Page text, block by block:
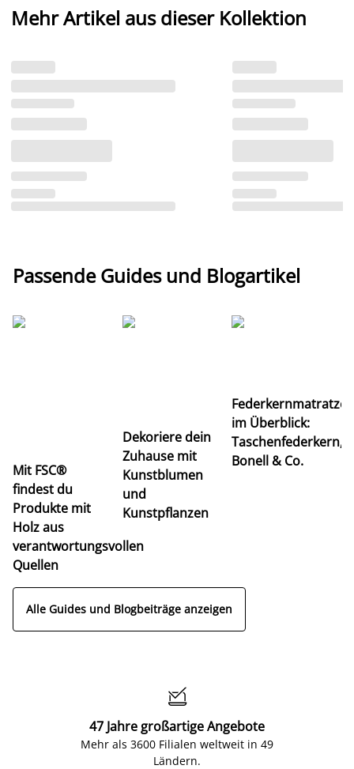
Mehr Artikel aus dieser Kollektion
Passende Guides und Blogartikel
Mit FSC®
findest du
Produkte mit
Holz aus
verantwortungsvollen
Quellen
Dekoriere dein
Zuhause mit
Kunstblumen
und
Kunstpflanzen
im Überblick:
Taschenfederkern,
Bonell & Co.
Alle Guides und Blogbeiträge anzeigen

47 Jahre großartige Angebote
Mehr als 3600 Filialen weltweit in 49
Ländern.